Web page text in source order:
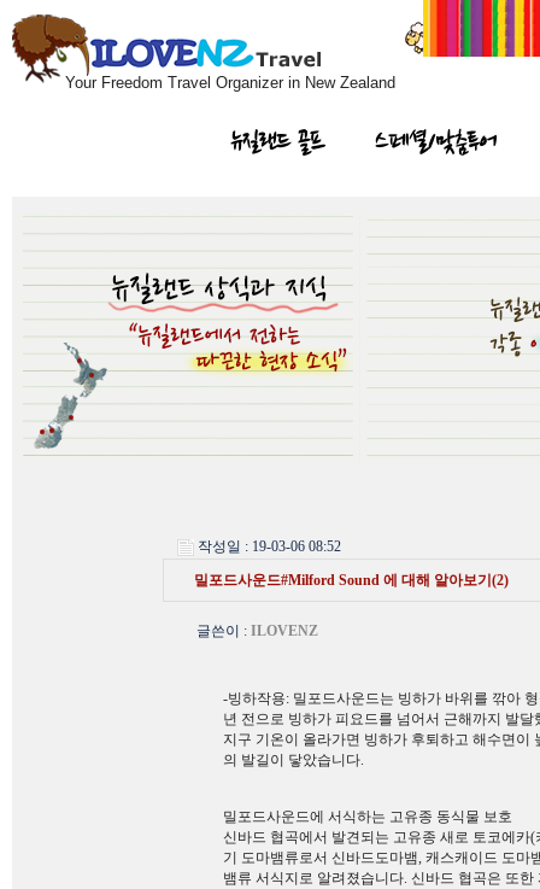
Your Freedom Travel Organizer in New Zealand
뉴질랜드 골프 스페셜/맞춤투어
작성일 : 19-03-06 08:52
밀포드사운드#Milford Sound 에 대해 알아보기(2)
글쓴이 : ILOVENZ
-빙하작용: 밀포드사운드는 빙하가 바위를 깎아
년 전으로 빙하가 피요드를 넘어서 근해까지 발
지구 기온이 올라가면 빙하가 후퇴하고 해수면
의 발길이 닿았습니다.
밀포드사운드에 서식하는 고유종 동식물 보호
신바드 협곡에서 발견되는 고유종 새로 토코에카
기 도마뱀류로서 신바드도마뱀, 캐스캐이드 도
뱀류 서식지로 알려졌습니다. 신바드 협곡은 또